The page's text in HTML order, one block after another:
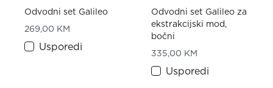
Odvodni set Galileo
269,00 KM
Usporedi
Odvodni set Galileo za
ekstrakcijski mod,
bočni
335,00 KM
Usporedi